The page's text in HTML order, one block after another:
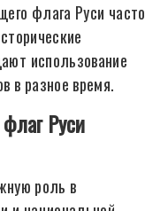
флага Руси часто
использование
в разное время.
Руси
роль в